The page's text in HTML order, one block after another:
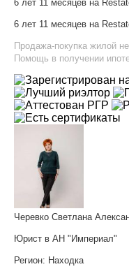
6 лет 11 месяцев на
6 лет 11 месяцев на
Продажа-покупка жилой
Помощь в получении
Черевко Светлана
Юрист в АН "Империал"
Регион: Находка